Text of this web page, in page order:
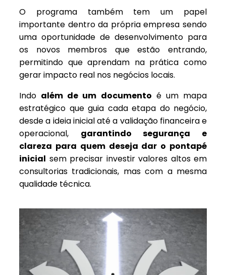
O programa também tem um papel
importante dentro da própria empresa sendo
uma oportunidade de desenvolvimento para
os novos membros que estão entrando,
permitindo que aprendam na prática como
gerar impacto real nos negócios locais.
Indo além de um documento é um mapa
estratégico que guia cada etapa do negócio,
desde a ideia inicial até a validação financeira e
operacional, garantindo segurança e
clareza para quem deseja dar o pontapé
inicial sem precisar investir valores altos em
consultorias tradicionais, mas com a mesma
qualidade técnica.